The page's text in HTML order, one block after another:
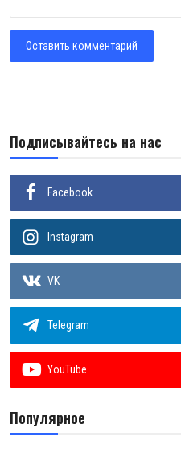
Оставить комментарий
Подписывайтесь на нас
Facebook
Instagram
VK
Telegram
YouTube
Популярное